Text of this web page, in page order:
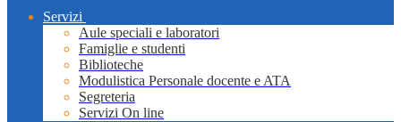
Servizi
Aule speciali e laboratori
Famiglie e studenti
Biblioteche
Modulistica Personale docente e ATA
Segreteria
Servizi On line